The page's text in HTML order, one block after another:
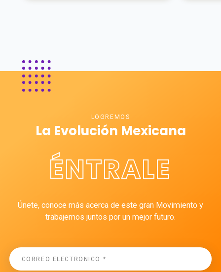
LOGREMOS
La Evolución Mexicana
ÉNTRALE
Únete, conoce más acerca de este gran Movimiento y
trabajemos juntos por un mejor futuro.